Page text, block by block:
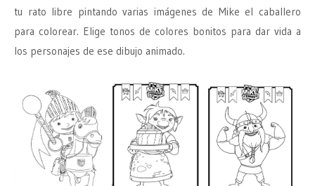
tu rato libre pintando varias imágenes de Mike el caballero
para colorear. Elige tonos de colores bonitos para dar vida a
los personajes de ese dibujo animado.